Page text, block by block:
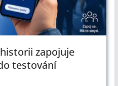
zapojuje
testování